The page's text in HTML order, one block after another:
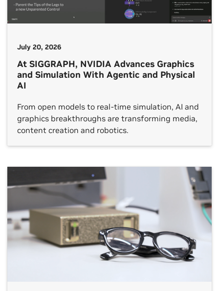
July 20, 2026
At SIGGRAPH, NVIDIA Advances Graphics
and Simulation With Agentic and Physical
AI
From open models to real-time simulation, AI and
graphics breakthroughs are transforming media,
content creation and robotics.